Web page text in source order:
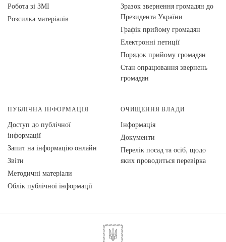
Робота зі ЗМІ
Розсилка матеріалів
Зразок звернення громадян до
Президента України
Графік прийому громадян
Електронні петиції
Порядок прийому громадян
Стан опрацювання звернень
громадян
ПУБЛІЧНА ІНФОРМАЦІЯ
Доступ до публічної
інформації
Запит на інформацію онлайн
Звіти
Методичні матеріали
Облік публічної інформації
ОЧИЩЕННЯ ВЛАДИ
Інформація
Документи
Перелік посад та осіб, щодо
яких проводиться перевірка